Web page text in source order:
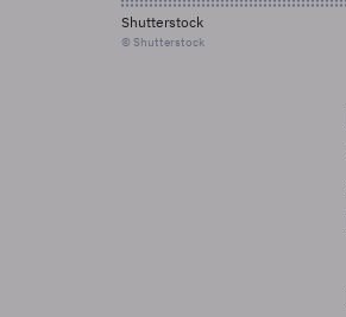
Shutterstock
© Shutterstock